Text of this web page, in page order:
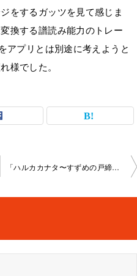
をするガッツを見て感じま
換する譜読み能力のトレー
アプリとは別途に考えようと
様でした。
「ハルカカナタ〜すずめの戸締りより〜、」境町教室2023-03-25-­no002 3-­1065